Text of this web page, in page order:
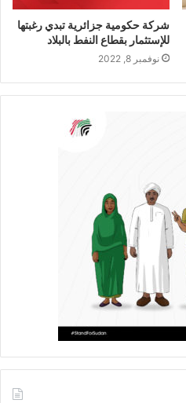
شركة حكومية جزائرية تبدي رغبتها
للإستثمار بقطاع النفط بالبلاد
نوفمبر 8, 2022